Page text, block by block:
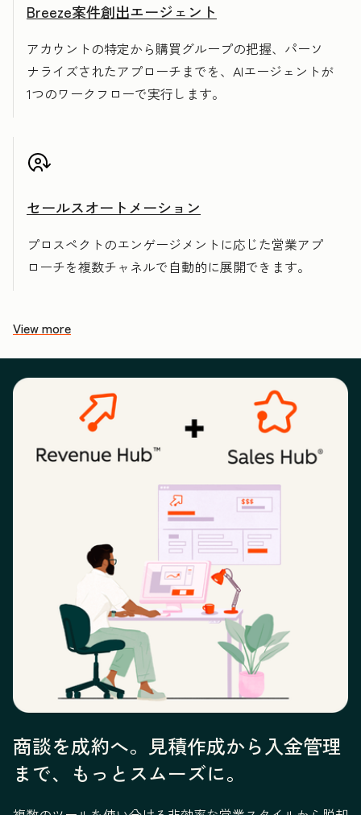
Breeze案件創出エージェント
アカウントの特定から購買グループの把握、パーソ
ナライズされたアプローチまでを、AIエージェントが
1つのワークフローで実行します。
セールスオートメーション
プロスペクトのエンゲージメントに応じた営業アプ
ローチを複数チャネルで自動的に展開できます。
View more
商談を成約へ。見積作成から入金管理
まで、もっとスムーズに。